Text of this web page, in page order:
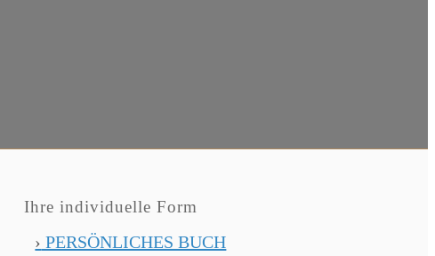
Ihre individuelle Form
› PERSÖNLICHES BUCH